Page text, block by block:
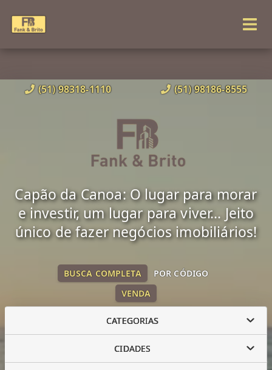
(51) 98318-1110 (51) 98186-8555
Capão da Canoa: O lugar para morar
e investir, um lugar para viver... Jeito
único de fazer negócios imobiliários!
VENDA
BUSCA COMPLETA POR CÓDIGO
CATEGORIAS
CIDADES